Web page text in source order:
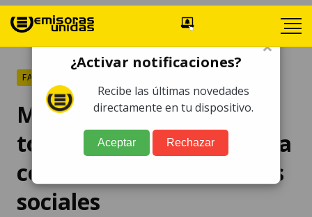
FARÁNDULA
Mini Neto Bran se roba
todas las miradas y causa
controversia en las redes
sociales
×
¿Activar notificaciones?
Recibe las últimas novedades
directamente en tu dispositivo.
Aceptar Rechazar